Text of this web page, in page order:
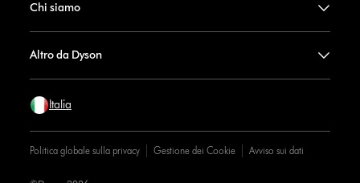
Chi siamo
Altro da Dyson
Italia
Politica globale sulla privacy Gestione dei Cookie Avviso sui dati